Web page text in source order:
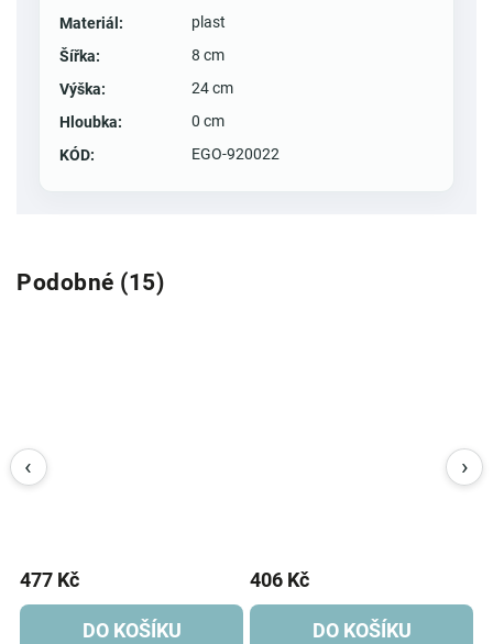
Materiál :
plast
Šířka:
8 cm
Výška:
24 cm
Hloubka:
0 cm
KÓD: EGO-920022
Podobné (15)
477 Kč
DO KOŠÍKU
406 Kč
DO KOŠÍKU